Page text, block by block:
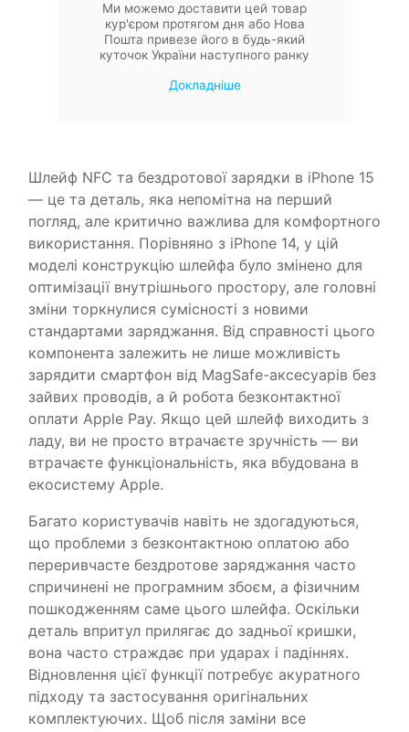
Ми можемо доставити цей товар
кур'єром протягом дня або Нова
Пошта привезе його в будь-який
куточок України наступного ранку
Докладніше
Шлейф NFC та бездротової зарядки в iPhone 15
— це та деталь, яка непомітна на перший
погляд, але критично важлива для комфортного
використання. Порівняно з iPhone 14, у цій
моделі конструкцію шлейфа було змінено для
оптимізації внутрішнього простору, але головні
зміни торкнулися сумісності з новими
стандартами заряджання. Від справності цього
компонента залежить не лише можливість
зарядити смартфон від MagSafe-аксесуарів без
зайвих проводів, а й робота безконтактної
оплати Apple Pay. Якщо цей шлейф виходить з
ладу, ви не просто втрачаєте зручність — ви
втрачаєте функціональність, яка вбудована в
екосистему Apple.
Багато користувачів навіть не здогадуються,
що проблеми з безконтактною оплатою або
переривчасте бездротове заряджання часто
спричинені не програмним збоєм, а фізичним
пошкодженням саме цього шлейфа. Оскільки
деталь впритул прилягає до задньої кришки,
вона часто страждає при ударах і падіннях.
Відновлення цієї функції потребує акуратного
підходу та застосування оригінальних
комплектуючих. Щоб після заміни все